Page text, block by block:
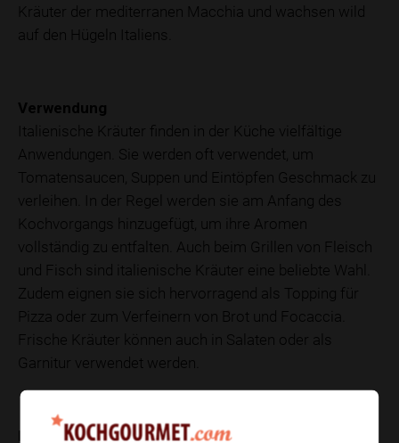
Kräuter der mediterranen Macchia und wachsen wild
auf den Hügeln Italiens.
Verwendung
Italienische Kräuter finden in der Küche vielfältige
Anwendungen. Sie werden oft verwendet, um
Tomatensaucen, Suppen und Eintöpfen Geschmack zu
verleihen. In der Regel werden sie am Anfang des
Kochvorgangs hinzugefügt, um ihre Aromen
vollständig zu entfalten. Auch beim Grillen von Fleisch
und Fisch sind italienische Kräuter eine beliebte Wahl.
Zudem eignen sie sich hervorragend als Topping für
Pizza oder zum Verfeinern von Brot und Focaccia.
Frische Kräuter können auch in Salaten oder als
Garnitur verwendet werden.
Nährwerte